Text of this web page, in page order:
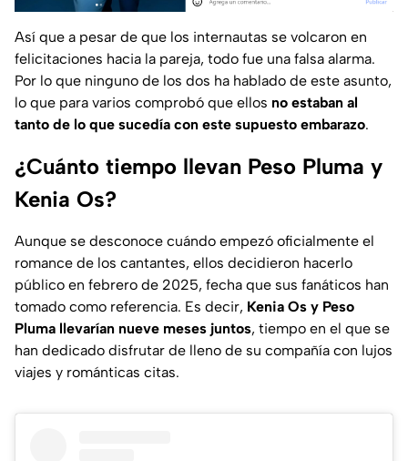
Así que a pesar de que los internautas se volcaron en
felicitaciones hacia la pareja, todo fue una falsa alarma.
Por lo que ninguno de los dos ha hablado de este asunto,
lo que para varios comprobó que ellos no estaban al
tanto de lo que sucedía con este supuesto embarazo.
¿Cuánto tiempo llevan Peso Pluma y
Kenia Os?
Aunque se desconoce cuándo empezó oficialmente el
romance de los cantantes, ellos decidieron hacerlo
público en febrero de 2025, fecha que sus fanáticos han
tomado como referencia. Es decir, Kenia Os y Peso
Pluma llevarían nueve meses juntos, tiempo en el que se
han dedicado disfrutar de lleno de su compañía con lujos
viajes y románticas citas.